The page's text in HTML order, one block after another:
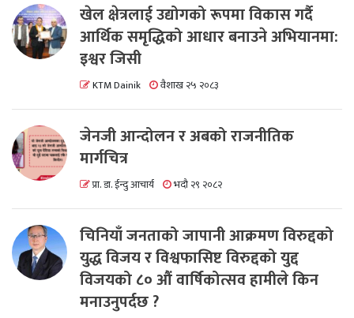
खेल क्षेत्रलाई उद्योगको रूपमा विकास गर्दै
आर्थिक समृद्धिको आधार बनाउने अभियानमा:
इश्वर जिसी
KTM Dainik वैशाख २५ २०८३
जेनजी आन्दोलन र अबको राजनीतिक
मार्गचित्र
प्रा. डा. ईन्दु आचार्य भदौ २९ २०८२
चिनियाँ जनताको जापानी आक्रमण विरुद्दको
युद्ध विजय र विश्वफासिष्ट विरुद्दको युद्द
विजयको ८० औं वार्षिकोत्सव हामीले किन
मनाउनुपर्दछ ?